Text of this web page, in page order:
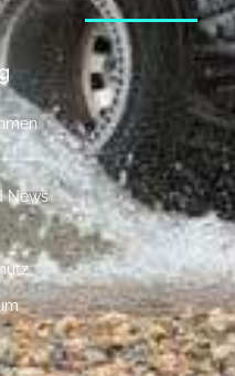
News